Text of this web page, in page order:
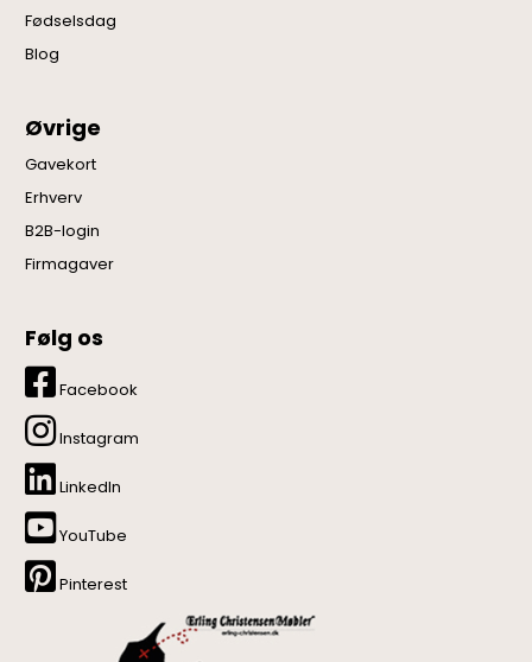
Fødselsdag
Blog
Øvrige
Gavekort
Erhverv
B2B-login
Firmagaver
Følg os
Facebook
Instagram
LinkedIn
YouTube
Pinterest